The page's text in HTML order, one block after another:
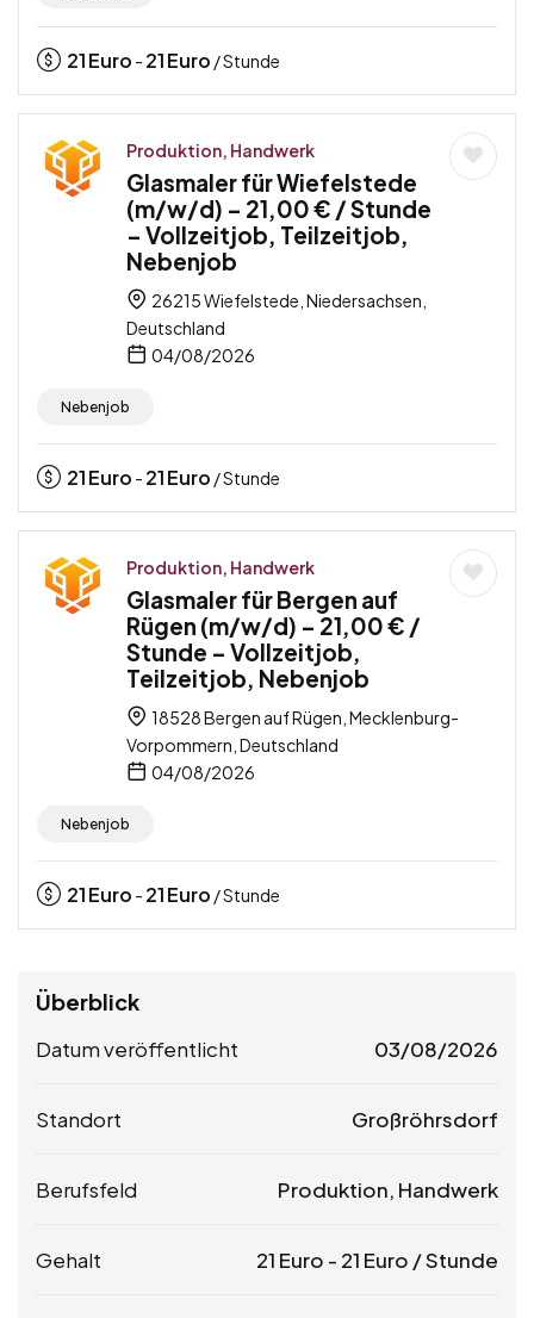
21Euro - 21Euro / Stunde
Produktion, Handwerk
Glasmaler für Wiefelstede
(m/w/d) – 21,00 € / Stunde
– Vollzeitjob, Teilzeitjob,
Nebenjob
26215 Wiefelstede, Niedersachsen,
Deutschland
04/08/2026
Nebenjob
21Euro - 21Euro / Stunde
Produktion, Handwerk
Glasmaler für Bergen auf
Rügen (m/w/d) – 21,00 € /
Stunde – Vollzeitjob,
Teilzeitjob, Nebenjob
18528 Bergen auf Rügen, Mecklenburg-
Vorpommern, Deutschland
04/08/2026
Nebenjob
21Euro - 21Euro / Stunde
Überblick
Datum veröffentlicht 03/08/2026
Standort Großröhrsdorf
Berufsfeld Produktion, Handwerk
Gehalt 21 Euro - 21 Euro / Stunde